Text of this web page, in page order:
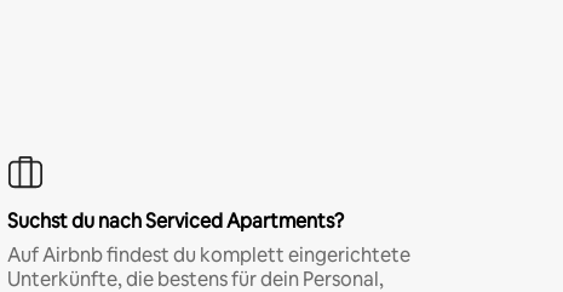
Suchst du nach Serviced Apartments?
Auf Airbnb findest du komplett eingerichtete
Unterkünfte, die bestens für dein Personal,